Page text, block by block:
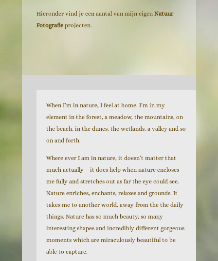
Hieronder vind je een aantal van mijn eigen Natuur
Fotografieprojecten.
When I’m in nature, I feel at home. I’m in my
element in the forest, a meadow, the mountains, on
the beach, in the dunes, the wetlands, a valley and so
on and forth.
Where ever I am in nature, it doesn’t matter that
much actually – it does help when nature encloses
me fully and stretches out as far the eye could see.
Nature enriches, enchants, relaxes and grounds. It
takes me to another world, away from the the daily
things. Nature has so much beauty, so many
interesting shapes and incredibly different gorgeous
moments which are miraculously beautiful to be
able to capture.